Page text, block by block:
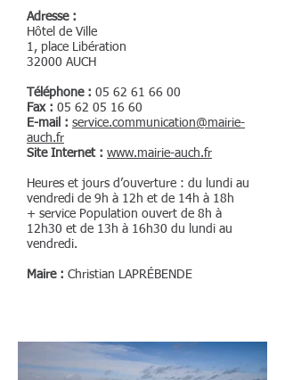
Adresse :
Hôtel de Ville
1, place Libération
32000 AUCH
Téléphone : 05 62 61 66 00
Fax : 05 62 05 16 60
E-mail : service.communication@mairie-
auch.fr
Site Internet : www.mairie-auch.fr
Heures et jours d’ouverture : du lundi au
vendredi de 9h à 12h et de 14h à 18h
+ service Population ouvert de 8h à
12h30 et de 13h à 16h30 du lundi au
vendredi.
Maire : Christian LAPRÉBENDE